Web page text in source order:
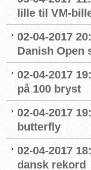
lille til VM-
02-04-2017
Danish Open
02-04-2017
på 100 bryst
02-04-2017
butterfly
02-04-2017
dansk rekord